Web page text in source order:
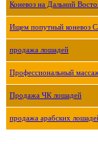
Коневоз на Дальний
Ищем попутный коневоз
продажа лошадей
Профессиональный
Продажа ЧК лошадей
продажа арабских